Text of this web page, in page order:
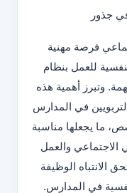
جذور
فرصة مهنية
للعمل بنظام
وتبرز أهمية هذه
في المدارس
ما يجعلها مناسبة
الاجتماعي والعمل
الانتباه الوظيفة
في المدارس.